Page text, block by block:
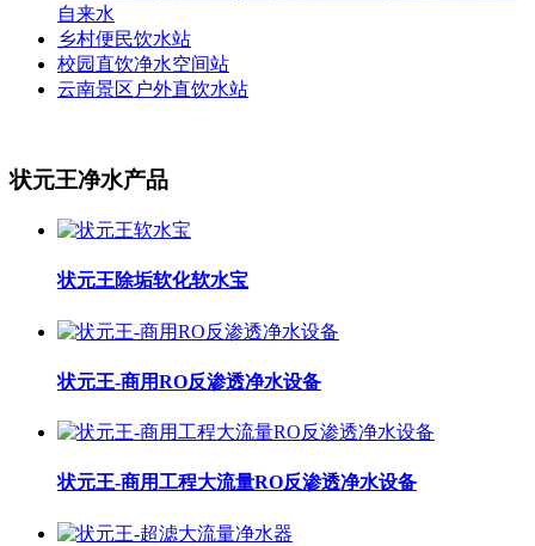
自来水
乡村便民饮水站
校园直饮净水空间站
云南景区户外直饮水站
状元王净水产品
状元王除垢软化软水宝
状元王-商用RO反渗透净水设备
状元王-商用工程大流量RO反渗透净水设备